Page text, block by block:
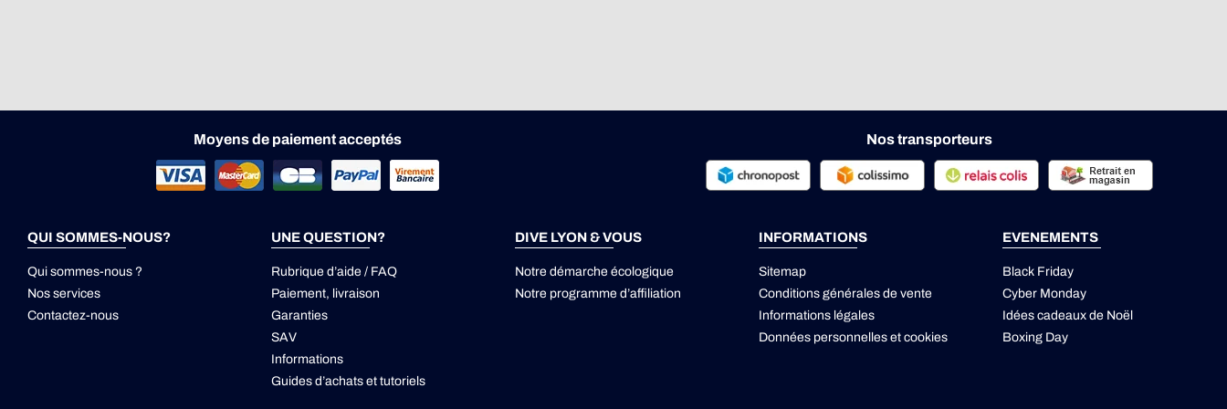
Moyens de paiement acceptés Nos transporteurs
QUI SOMMES-NOUS?
Qui sommes-nous ?
Nos services
Contactez-nous
UNE QUESTION?
Rubrique d’aide / FAQ
Paiement, livraison
Garanties
SAV
Informations
Guides d’achats et tutoriels
DIVE LYON & VOUS
Notre démarche écologique
Notre programme d’affiliation
INFORMATIONS
Sitemap
Conditions générales de vente
Informations légales
Données personnelles etcookies
EVENEMENTS
Black Friday
Cyber Monday
Idées cadeaux de Noël
Boxing Day